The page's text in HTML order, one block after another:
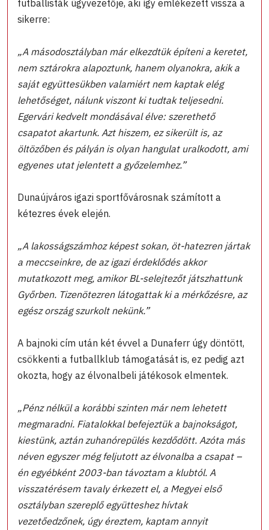
futballisták ügyvezetője, aki így emlékezett vissza a
sikerre:
„A másodosztályban már elkezdtük építeni a keretet,
nem sztárokra alapoztunk, hanem olyanokra, akik a
saját együttesükben valamiért nem kaptak elég
lehetőséget, nálunk viszont ki tudtak teljesedni.
Egervári kedvelt mondásával élve: szerethető
csapatot akartunk. Azt hiszem, ez sikerült is, az
öltözőben és pályán is olyan hangulat uralkodott, ami
egyenes utat jelentett a győzelemhez.”
Dunaújváros igazi sportfővárosnak számított a
kétezres évek elején.
„A lakosságszámhoz képest sokan, öt-hatezren jártak
a meccseinkre, de az igazi érdeklődés akkor
mutatkozott meg, amikor BL-selejtezőt játszhattunk
Győrben. Tizenötezren látogattak ki a mérkőzésre, az
egész ország szurkolt nekünk.”
A bajnoki cím után két évvel a Dunaferr úgy döntött,
csökkenti a futballklub támogatását is, ez pedig azt
okozta, hogy az élvonalbeli játékosok elmentek.
„Pénz nélkül a korábbi szinten már nem lehetett
megmaradni. Fiatalokkal befejeztük a bajnokságot,
kiestünk, aztán zuhanórepülés kezdődött. Azóta más
néven egyszer még feljutott az élvonalba a csapat –
én egyébként 2003-ban távoztam a klubtól. A
visszatérésem tavaly érkezett el, a Megyei első
osztályban szereplő együtteshez hívtak
vezetőedzőnek, úgy éreztem, kaptam annyit